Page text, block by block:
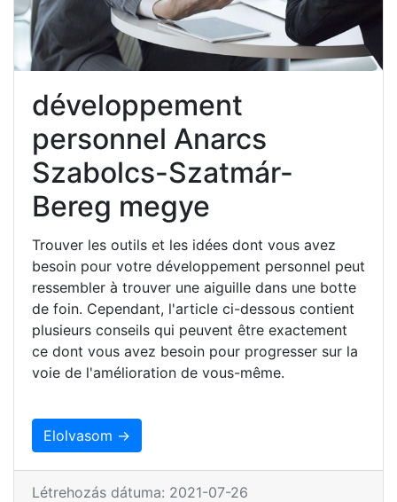
développement
personnel Anarcs
Szabolcs-Szatmár-
Bereg megye
Trouver les outils et les idées dont vous avez
besoin pour votre développement personnel peut
ressembler à trouver une aiguille dans une botte
de foin. Cependant, l'article ci-dessous contient
plusieurs conseils qui peuvent être exactement
ce dont vous avez besoin pour progresser sur la
voie de l'amélioration de vous-même.
Elolvasom →
Létrehozás dátuma: 2021-07-26